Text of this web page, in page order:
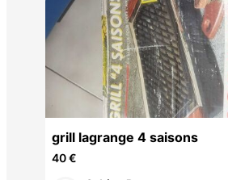
grill lagrange 4 saisons
40 €